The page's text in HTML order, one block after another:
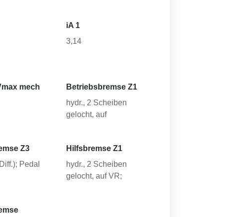
iA 1
3,14
mech
Betriebsbremse Z1
hydr., 2 Scheiben
gelocht, auf
Z3
Pedal
Hilfsbremse Z1
hydr., 2 Scheiben
gelocht, auf VR;